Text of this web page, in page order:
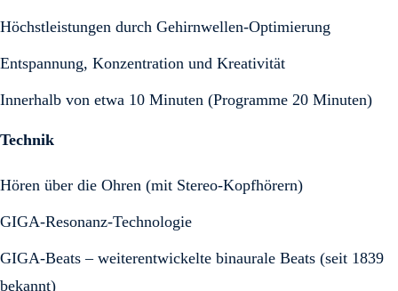
Höchstleistungen durch Gehirnwellen-Optimierung
Entspannung, Konzentration und Kreativität
Innerhalb von etwa 10 Minuten (Programme 20 Minuten)
Technik
Hören über die Ohren (mit Stereo-Kopfhörern)
GIGA-Resonanz-Technologie
GIGA-Beats – weiterentwickelte binaurale Beats (seit 1839
bekannt)